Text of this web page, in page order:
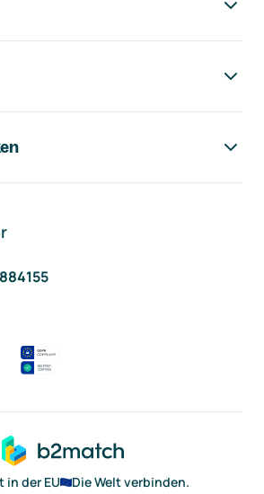
in der EU
Die Welt verbinden.